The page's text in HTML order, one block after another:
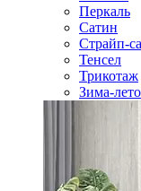
Перкаль
Сатин
Страйп-
Тенсел
Трикотаж
Зима-лето